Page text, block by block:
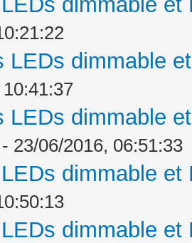
LEDs dimmable
LEDs dimmable
- 23/06/2016, 06:51:33
dimmable
dimmable